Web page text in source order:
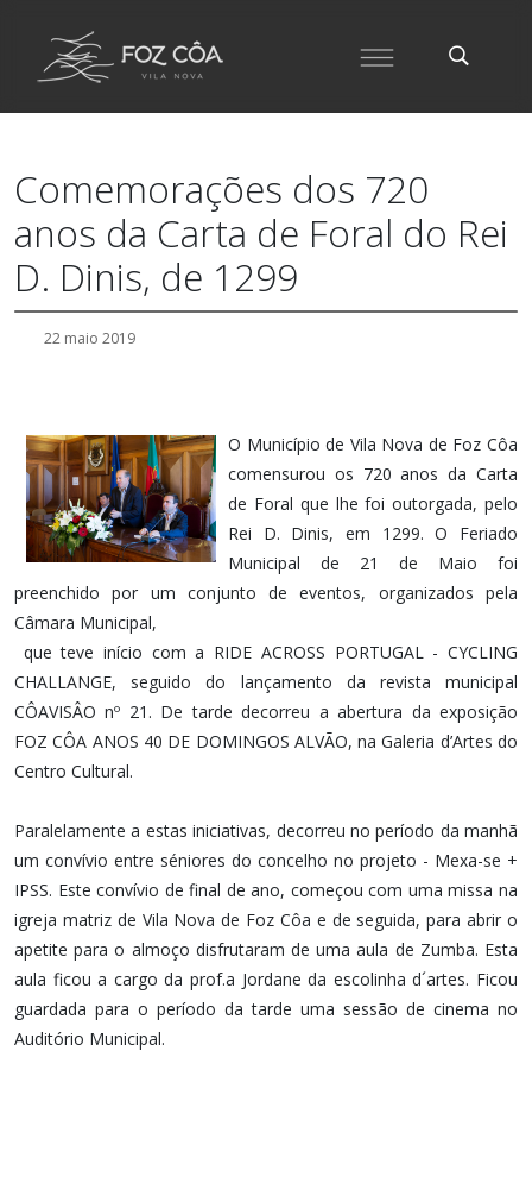
Comemorações dos 720
anos da Carta de Foral do Rei
D. Dinis, de 1299
22 maio 2019
O Município de Vila Nova de Foz Côa
comensurou os 720 anos da Carta
de Foral que lhe foi outorgada, pelo
Rei D. Dinis, em 1299. O Feriado
Municipal de 21 de Maio foi
preenchido por um conjunto de eventos, organizados pela
Câmara Municipal,
que teve início com a RIDE ACROSS PORTUGAL - CYCLING
CHALLANGE, seguido do lançamento da revista municipal
CÔAVISÂO nº 21. De tarde decorreu a abertura da exposição
FOZ CÔA ANOS 40 DE DOMINGOS ALVÃO, na Galeria d’Artes do
Centro Cultural.
Paralelamente a estas iniciativas, decorreu no período da manhã
um convívio entre séniores do concelho no projeto - Mexa-se +
IPSS. Este convívio de final de ano, começou com uma missa na
igreja matriz de Vila Nova de Foz Côa e de seguida, para abrir o
apetite para o almoço disfrutaram de uma aula de Zumba. Esta
aula ficou a cargo da prof.a Jordane da escolinha d´artes. Ficou
guardada para o período da tarde uma sessão de cinema no
Auditório Municipal.